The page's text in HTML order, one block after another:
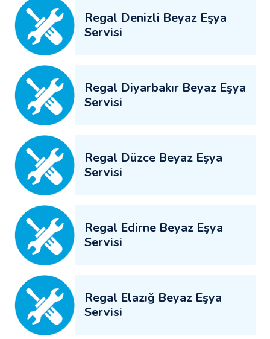
Regal Denizli Beyaz Eşya
Servisi
Regal Diyarbakır Beyaz Eşya
Servisi
Regal Düzce Beyaz Eşya
Servisi
Regal Edirne Beyaz Eşya
Servisi
Regal Elazığ Beyaz Eşya
Servisi